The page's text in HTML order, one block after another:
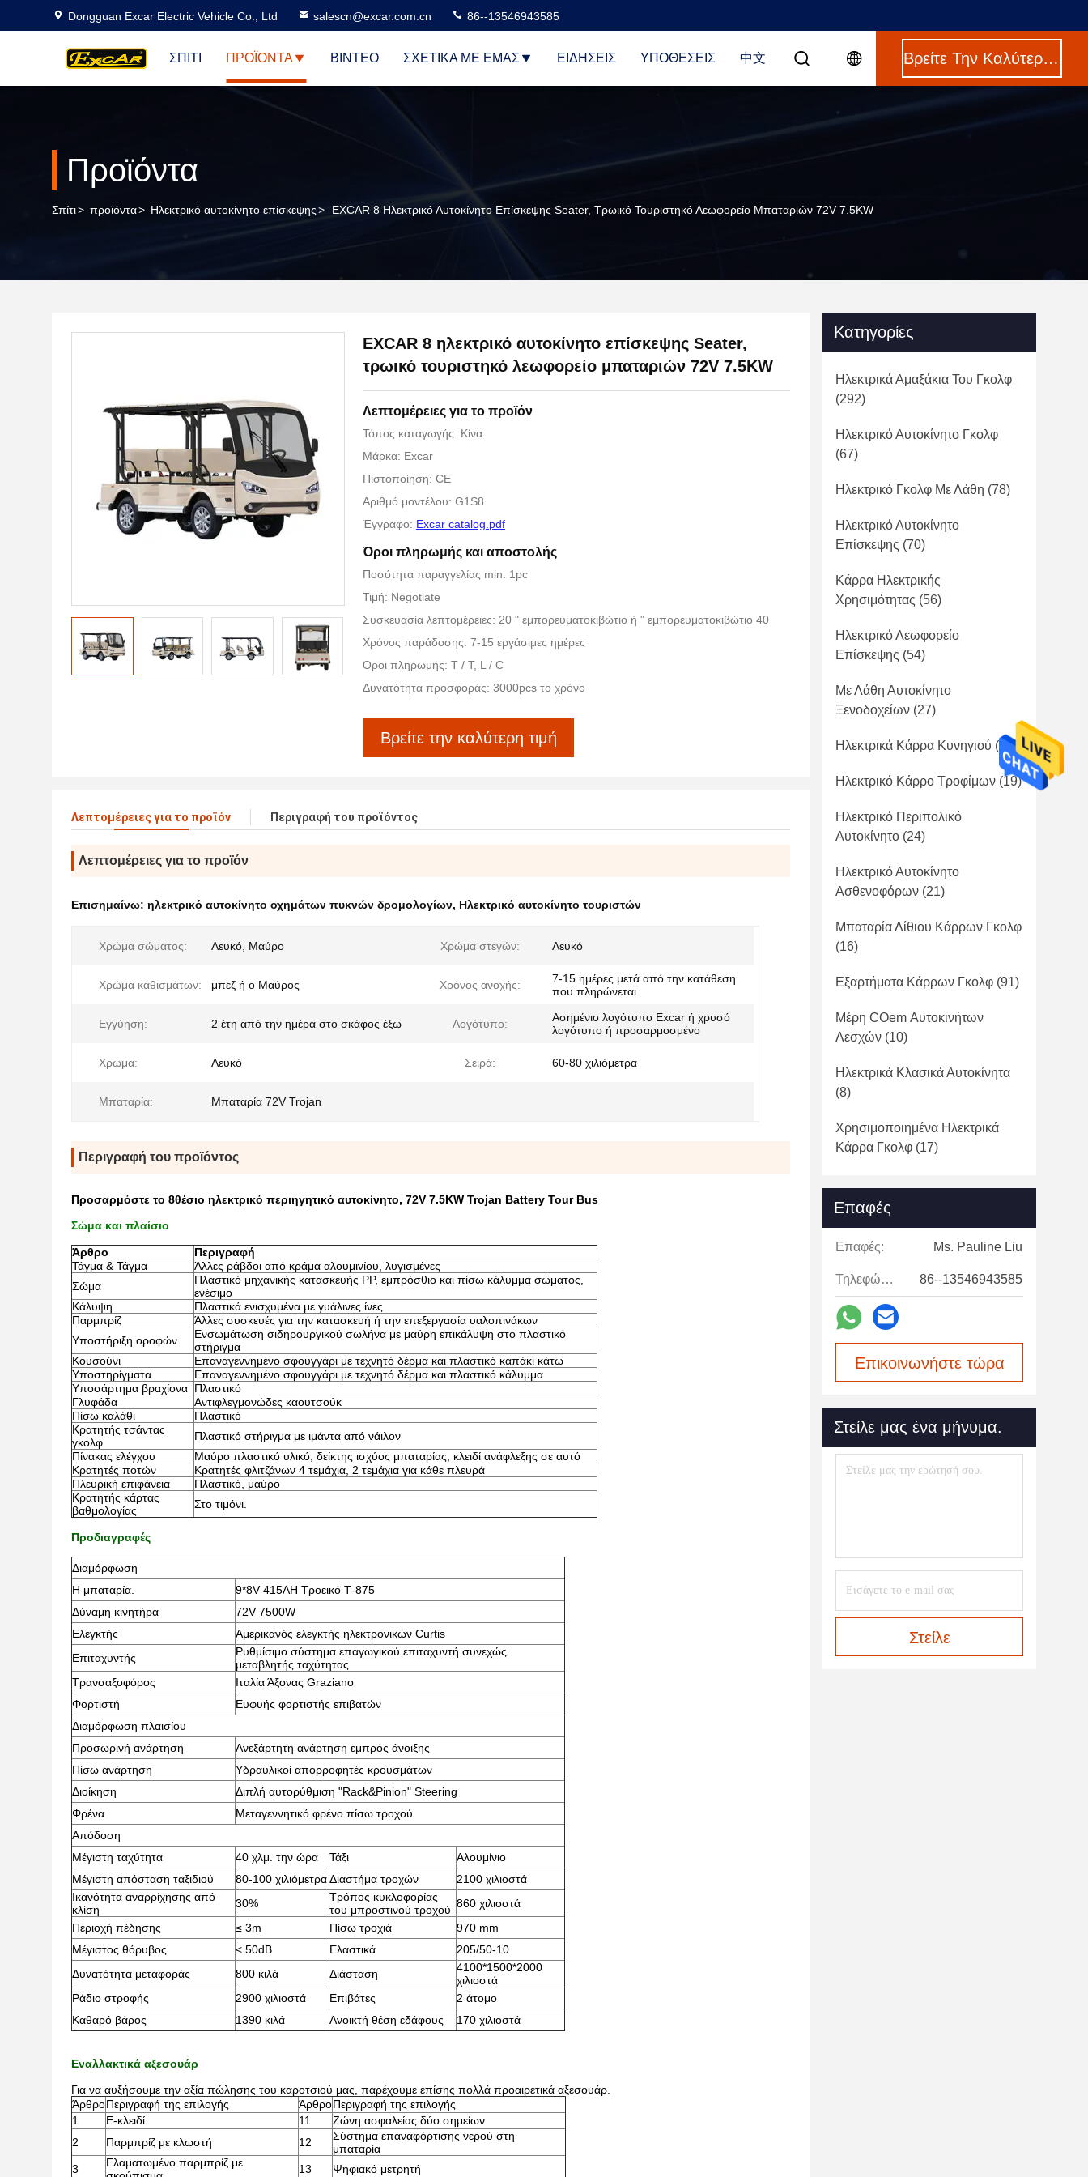
Dongguan Excar Electric Vehicle Co., Ltd salescn@excar.com.cn 86--13546943585
ΣΠΊΤΙ ΠΡΟΪΌΝΤΑ ΒΊΝΤΕΟ ΣΧΕΤΙΚΆ ΜΕ ΕΜΆΣ ΕΙΔΉΣΕΙΣ ΥΠΟΘΈΣΕΙΣ 中文 Βρείτε Την Καλύτερη Τιμή
Προϊόντα
Σπίτι> προϊόντα> Ηλεκτρικό αυτοκίνητο επίσκεψης> EXCAR 8 Ηλεκτρικό Αυτοκίνητο Επίσκεψης Seater, Τρωικό Τουριστηκό Λεωφορείο Μπαταριών 72V 7.5KW
EXCAR 8 ηλεκτρικό αυτοκίνητο επίσκεψης Seater,
τρωικό τουριστηκό λεωφορείο μπαταριών 72V 7.5KW
Λεπτομέρειες για το προϊόν
Τόπος καταγωγής: Κίνα
Μάρκα: Excar
Πιστοποίηση: CE
Αριθμό μοντέλου: G1S8
Έγγραφο: Excar catalog.pdf
Όροι πληρωμής και αποστολής
Ποσότητα παραγγελίας min: 1pc
Τιμή: Negotiate
Συσκευασία λεπτομέρειες: 20 " εμπορευματοκιβώτιο ή " εμπορευματοκιβώτιο 40
Χρόνος παράδοσης: 7-15 εργάσιμες ημέρες
Όροι πληρωμής: T / T, L / C
Δυνατότητα προσφοράς: 3000pcs το χρόνο
Βρείτε την καλύτερη τιμή
Λεπτομέρειες για το προϊόν Περιγραφή του προϊόντος
Λεπτομέρειες για το προϊόν
Επισημαίνω: ηλεκτρικό αυτοκίνητο οχημάτων πυκνών δρομολογίων, Ηλεκτρικό αυτοκίνητο τουριστών
Χρώμα σώματος: Λευκό, Μαύρο Χρώμα στεγών: Λευκό
Χρώμα καθισμάτων: μπεζ ή ο Μαύρος Χρόνος ανοχής:
7-15 ημέρες μετά από την κατάθεση
που πληρώνεται
Εγγύηση: 2 έτη από την ημέρα στο σκάφος έξω Λογότυπο:
Ασημένιο λογότυπο Excar ή χρυσό
λογότυπο ή προσαρμοσμένο
Χρώμα: Λευκό Σειρά: 60-80 χιλιόμετρα
Μπαταρία: Μπαταρία 72V Trojan
Περιγραφή του προϊόντος
Προσαρμόστε το 8θέσιο ηλεκτρικό περιηγητικό αυτοκίνητο, 72V 7.5KW Trojan Battery Tour Bus
Σώμα και πλαίσιο
Άρθρο
Περιγραφή
Τάγμα & Τάγμα
Άλλες ράβδοι από κράμα αλουμινίου, λυγισμένες
Σώμα
Πλαστικό μηχανικής κατασκευής PP, εμπρόσθιο και πίσω κάλυμμα σώματος,
ενέσιμο
Κάλυψη
Πλαστικά ενισχυμένα με γυάλινες ίνες
Παρμπρίζ
Άλλες συσκευές για την κατασκευή ή την επεξεργασία υαλοπινάκων
Υποστήριξη οροφών
Ενσωμάτωση σιδηρουργικού σωλήνα με μαύρη επικάλυψη στο πλαστικό
στήριγμα
Κουσούνι
Επαναγεννημένο σφουγγάρι με τεχνητό δέρμα και πλαστικό καπάκι κάτω
Υποστηρίγματα
Επαναγεννημένο σφουγγάρι με τεχνητό δέρμα και πλαστικό κάλυμμα
Υποσάρτημα βραχίονα Πλαστικό
Γλυφάδα
Αντιφλεγμονώδες καουτσούκ
Πίσω καλάθι
Πλαστικό
Κρατητής τσάντας
γκολφ
Πλαστικό στήριγμα με ιμάντα από νάιλον
Πίνακας ελέγχου
Μαύρο πλαστικό υλικό, δείκτης ισχύος μπαταρίας, κλειδί ανάφλεξης σε αυτό
Κρατητές ποτών
Κρατητές φλιτζάνων 4 τεμάχια, 2 τεμάχια για κάθε πλευρά
Πλευρική επιφάνεια
Πλαστικό, μαύρο
Κρατητής κάρτας
βαθμολογίας
Στο τιμόνι.
Προδιαγραφές
Διαμόρφωση
Η μπαταρία.
9*8V 415AH Τροεικό Τ-875
Δύναμη κινητήρα
72V 7500W
Ελεγκτής
Αμερικανός ελεγκτής ηλεκτρονικών Curtis
Επιταχυντής
Ρυθμίσιμο σύστημα επαγωγικού επιταχυντή συνεχώς
μεταβλητής ταχύτητας
Τρανσαξοφόρος
Ιταλία Άξονας Graziano
Φορτιστή
Ευφυής φορτιστής επιβατών
Διαμόρφωση πλαισίου
Προσωρινή ανάρτηση
Ανεξάρτητη ανάρτηση εμπρός άνοιξης
Πίσω ανάρτηση
Υδραυλικοί απορροφητές κρουσμάτων
Διοίκηση
Διπλή αυτορύθμιση "Rack&Pinion" Steering
Φρένα
Μεταγεννητικό φρένο πίσω τροχού
Απόδοση
Μέγιστη ταχύτητα
40 χλμ. την ώρα Τάξι
Αλουμίνιο
Μέγιστη απόσταση ταξιδιού
80-100 χιλιόμετραΔιαστήμα τροχών
2100 χιλιοστά
Ικανότητα αναρρίχησης από
κλίση
30%
Τρόπος κυκλοφορίας
του μπροστινού τροχού 860 χιλιοστά
Περιοχή πέδησης
≤ 3m Πίσω τροχιά
970 mm
Μέγιστος θόρυβος
< 50dB Ελαστικά
205/50-10
Δυνατότητα μεταφοράς
800 κιλά Διάσταση
4100*1500*2000
χιλιοστά
Ράδιο στροφής
2900 χιλιοστά Επιβάτες
2 άτομο
Καθαρό βάρος
1390 κιλά Ανοικτή θέση εδάφους 170 χιλιοστά
Εναλλακτικά αξεσουάρ
Για να αυξήσουμε την αξία πώλησης του καροτσιού μας, παρέχουμε επίσης πολλά προαιρετικά αξεσουάρ.
ΆρθροΠεριγραφή της επιλογής ΆρθροΠεριγραφή της επιλογής
1
Ε-κλειδί 11
Ζώνη ασφαλείας δύο σημείων
2
Παρμπρίζ με κλωστή 12
Σύστημα επαναφόρτισης νερού στη
μπαταρία
3
Ελαματωμένο παρμπρίζ με
13
Ψηφιακό μετρητή
Κατηγορίες
Ηλεκτρικά Αμαξάκια Του Γκολφ
(292)
Ηλεκτρικό Αυτοκίνητο Γκολφ
(67)
Ηλεκτρικό Γκολφ Με Λάθη (78)
Ηλεκτρικό Αυτοκίνητο
Επίσκεψης (70)
Κάρρα Ηλεκτρικής
Χρησιμότητας (56)
Ηλεκτρικό Λεωφορείο
Επίσκεψης (54)
Με Λάθη Αυτοκίνητο
Ξενοδοχείων (27)
Ηλεκτρικά Κάρρα Κυνηγιού (41)
Ηλεκτρικό Κάρρο Τροφίμων (19)
Ηλεκτρικό Περιπολικό
Αυτοκίνητο (24)
Ηλεκτρικό Αυτοκίνητο
Ασθενοφόρων (21)
Μπαταρία Λίθιου Κάρρων Γκολφ
(16)
Εξαρτήματα Κάρρων Γκολφ (91)
Μέρη COem Αυτοκινήτων
Λεσχών (10)
Ηλεκτρικά Κλασικά Αυτοκίνητα
(8)
Χρησιμοποιημένα Ηλεκτρικά
Κάρρα Γκολφ (17)
Επαφές
Επαφές: Ms. Pauline Liu
Τηλεφώνημα: 86--13546943585
Επικοινωνήστε τώρα
Στείλε μας ένα μήνυμα.
Στείλε